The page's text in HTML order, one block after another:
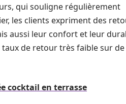
qui souligne régulièrement
les clients expriment des
aussi leur confort et leur
de retour très faible sur de
cocktail en terrasse